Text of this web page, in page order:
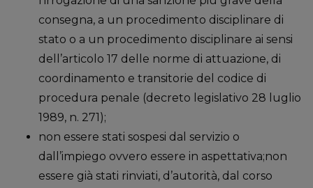
consegna, a un procedimento disciplinare di
stato o a un procedimento disciplinare ai sensi
dell’articolo 17 delle norme di attuazione, di
coordinamento e transitorie del codice di
procedura penale (decreto legislativo 28 luglio
1989, n. 271);
non essere stati sospesi dal servizio o
dall’impiego ovvero essere in aspettativa;non
essere già stati rinviati, d’autorità, dal corso